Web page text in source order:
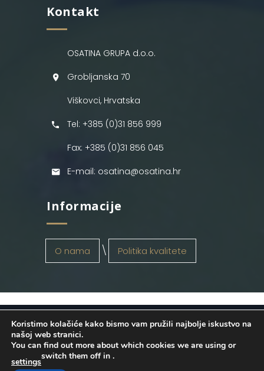
Kontakt
OSATINA GRUPA d.o.o.
Grobljanska 70
Viškovci, Hrvatska
Tel: +385 (0)31 856 999
Fax: +385 (0)31 856 045
E-mail: osatina@osatina.hr
Informacije
O nama Politika kvalitete
OSATINA GRUPA d.o.o. 2026
. Configured
byINFOS Osijek. Sva prava pridržana.
Koristimo kolačiće kako bismo vam pružili najbolje iskustvo na
našoj web stranici.
You can find out more about which cookies we are using or
switch them off in
settings
.